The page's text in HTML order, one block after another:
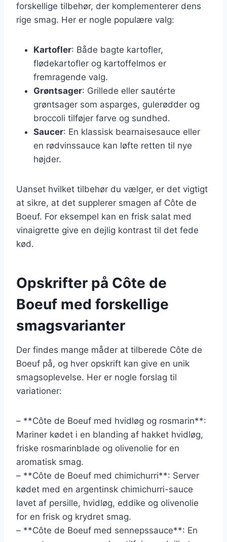
forskellige tilbehør, der komplementerer dens
rige smag. Her er nogle populære valg:
Kartofler: Både bagte kartofler,
flødekartofler og kartoffelmos er
fremragende valg.
Grøntsager: Grillede eller sautérte
grøntsager som asparges, gulerødder og
broccoli tilføjer farve og sundhed.
Saucer: En klassisk bearnaisesauce eller
en rødvinssauce kan løfte retten til nye
højder.
Uanset hvilket tilbehør du vælger, er det vigtigt
at sikre, at det supplerer smagen af Côte de
Boeuf. For eksempel kan en frisk salat med
vinaigrette give en dejlig kontrast til det fede
kød.
Opskrifter på Côte de
Boeuf med forskellige
smagsvarianter
Der findes mange måder at tilberede Côte de
Boeuf på, og hver opskrift kan give en unik
smagsoplevelse. Her er nogle forslag til
variationer:
– **Côte de Boeuf med hvidløg og rosmarin**:
Mariner kødet i en blanding af hakket hvidløg,
friske rosmarinblade og olivenolie for en
aromatisk smag.
– **Côte de Boeuf med chimichurri**: Server
kødet med en argentinsk chimichurri-sauce
lavet af persille, hvidløg, eddike og olivenolie
for en frisk og krydret smag.
– **Côte de Boeuf med sennepssauce**: En